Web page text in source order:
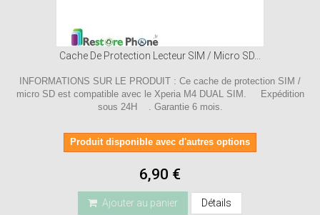
Cache De Protection Lecteur SIM / Micro SD...
INFORMATIONS SUR LE PRODUIT : Ce cache de protection SIM /
micro SD est compatible avec le Xperia M4 DUAL SIM. Expédition
sous 24H . Garantie 6 mois.
Produit disponible avec d'autres options
6,90 €
Ajouter au panier Détails